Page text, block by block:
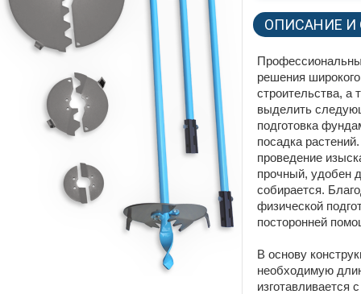
ОПИСАНИЕ
решения
строительства, а
выделить
подготовка
посадка
проведение
прочный, удобен
собирается.
физической
посторонней
В основу
необходимую
изготавливается